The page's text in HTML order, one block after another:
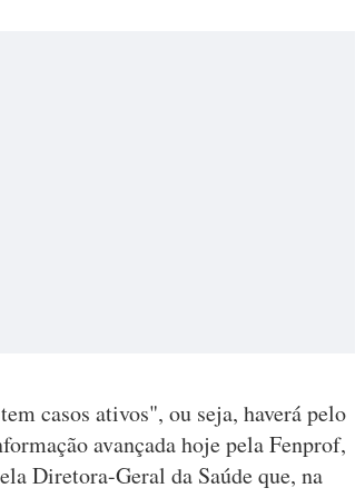
casos ativos", ou seja, haverá pelo
avançada hoje pela Fenprof,
Diretora-Geral da Saúde que, na